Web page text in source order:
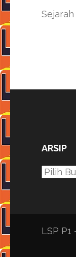
ARSIP
Arsip
LSP